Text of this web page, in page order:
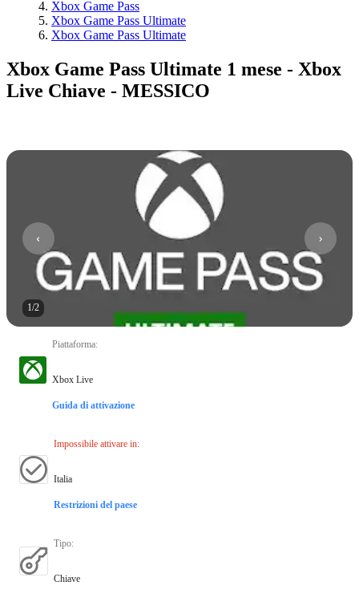
Xbox Game Pass
Xbox Game Pass Ultimate
Xbox Game Pass Ultimate
Xbox Game Pass Ultimate 1 mese - Xbox
Live Chiave - MESSICO
1/2
Piattaforma:
Xbox Live
Guida di attivazione
Impossibile attivare in:
Italia
Restrizioni del paese
Tipo:
Chiave